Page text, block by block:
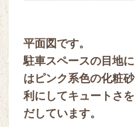
平面図です。
駐車スペースの目地に
はピンク系色の化粧砂
利にしてキュートさを
だしています。